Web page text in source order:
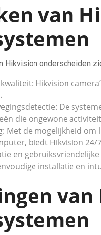
van
Hikvision onderscheiden
Hikvision
De
die ongewone
Met de mogelijkheid om
biedt Hikvision 24/
en
installatie en